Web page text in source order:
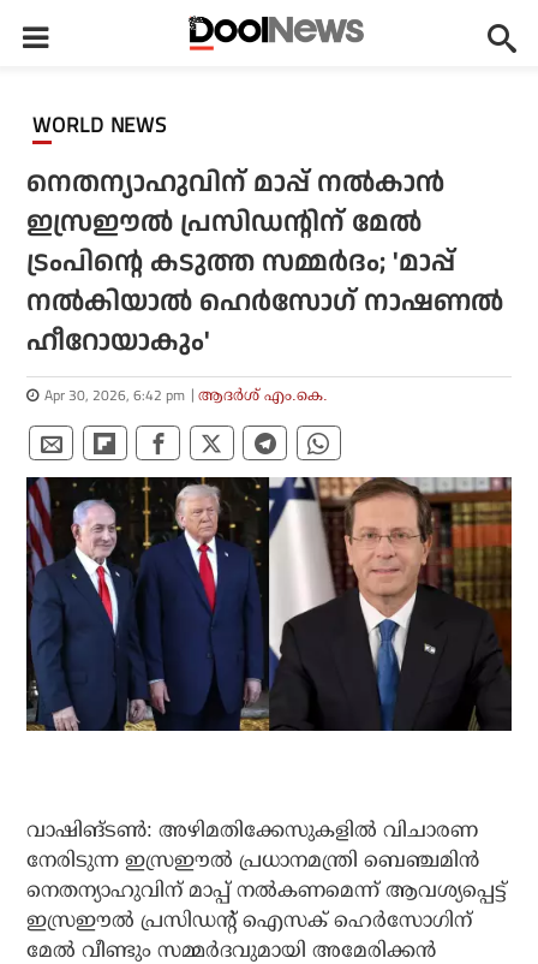
WORLD NEWS
നെതന്യാഹുവിന് മാപ്പ് നല്‍കാന്‍
ഇസ്രഈല്‍ പ്രസിഡന്റിന് മേല്‍
ട്രംപിന്റെ കടുത്ത സമ്മര്‍ദം; 'മാപ്പ്
നല്‍കിയാല്‍ ഹെര്‍സോഗ് നാഷണല്‍
ഹീറോയാകും'
Apr 30, 2026, 6:42 pm ആദർശ് എം.കെ.
വാഷിങ്ടണ്‍: അഴിമതിക്കേസുകളില്‍ വിചാരണ
നേരിടുന്ന ഇസ്രഈല്‍ പ്രധാനമന്ത്രി ബെഞ്ചമിന്‍
നെതന്യാഹുവിന് മാപ്പ് നല്‍കണമെന്ന് ആവശ്യപ്പെട്ട്
ഇസ്രഈല്‍ പ്രസിഡന്റ് ഐസക് ഹെര്‍സോഗിന്
മേല്‍ വീണ്ടും സമ്മര്‍ദവുമായി അമേരിക്കന്‍